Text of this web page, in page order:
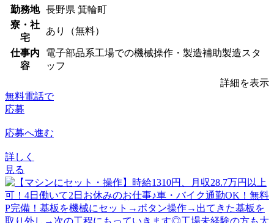
勤務地 長野県 箕輪町
寮・社
宅
あり（無料）
仕事内
容
電子部品系工場での機械操作・製造補助製造スタ
ッフ
詳細を表示
無料電話で
応募
応募へ進む
詳しく
見る